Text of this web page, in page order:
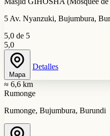
5 Av. Nyanzuki, Bujumbura,
5,0 de 5
5,0
Mapa
Detalles
≈ 6,6 km
Rumonge
Rumonge, Bujumbura, Burundi